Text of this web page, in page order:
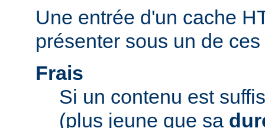
Une entrée d'un cache
présenter sous un de
Frais
Si un contenu est
(plus jeune que sa